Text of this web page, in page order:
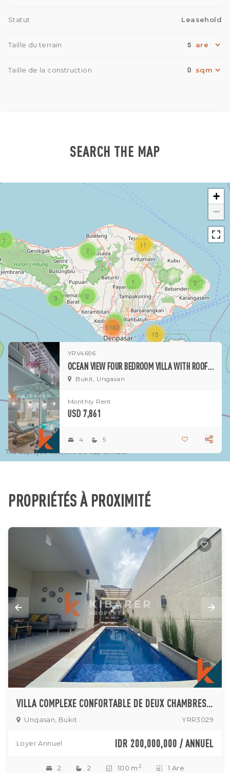
Statut Leasehold
Taille du terrain 5
Taille de la construction 0
SEARCH THE MAP
1
1
1
3
7
2
15
11
3182
2
+
−
The displayed locations are approximate.
YRV4696
OCEAN VIEW FOUR BEDROOM VILLA WITH ROOFTOP ENTERTAINING AREA IN UNGASAN
Bukit, Ungasan
Monthly Rent
USD 7,861
4 5
PROPRIÉTÉS À PROXIMITÉ
VILLA COMPLEXE CONFORTABLE DE DEUX CHAMBRES AVEC SALON OUVERT À UNGASAN
Ungasan, Bukit YRR3029
Loyer Annuel IDR 200,000,000 / ANNUEL
2 2 100 m 2 1 Are